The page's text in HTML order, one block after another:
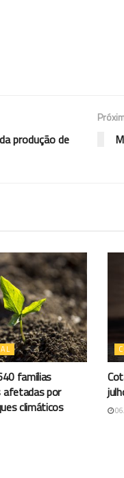
produção de
famílias
afetadas por
climáticos